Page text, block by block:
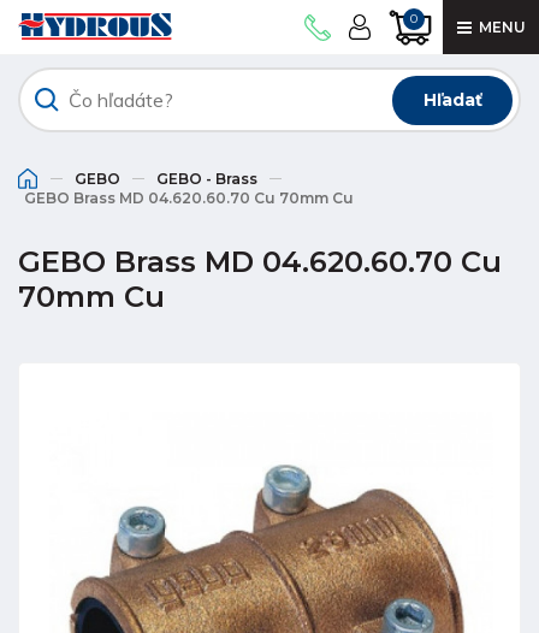
0 MENU
Hľadať
GEBO
GEBO - Brass
GEBO Brass MD 04.620.60.70 Cu 70mm Cu
GEBO Brass MD 04.620.60.70 Cu
70mm Cu